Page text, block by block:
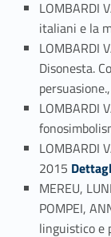
LOMBARDI
italiani e la
LOMBARDI
Disonesta.
LOMBARDI
LOMBARDI
2015 Link identifier #identifier_person_88242-153
MEREU,
POMPEI,
linguistico e